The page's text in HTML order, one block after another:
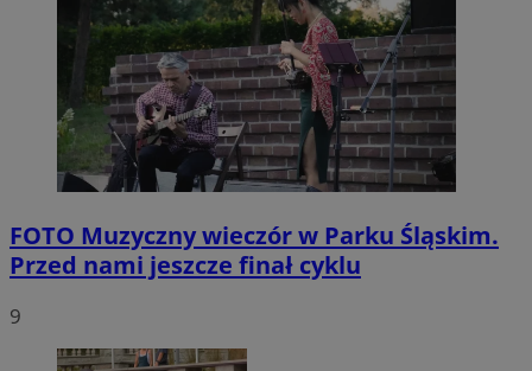
FOTO Muzyczny wieczór w Parku Śląskim.
Przed nami jeszcze finał cyklu
9